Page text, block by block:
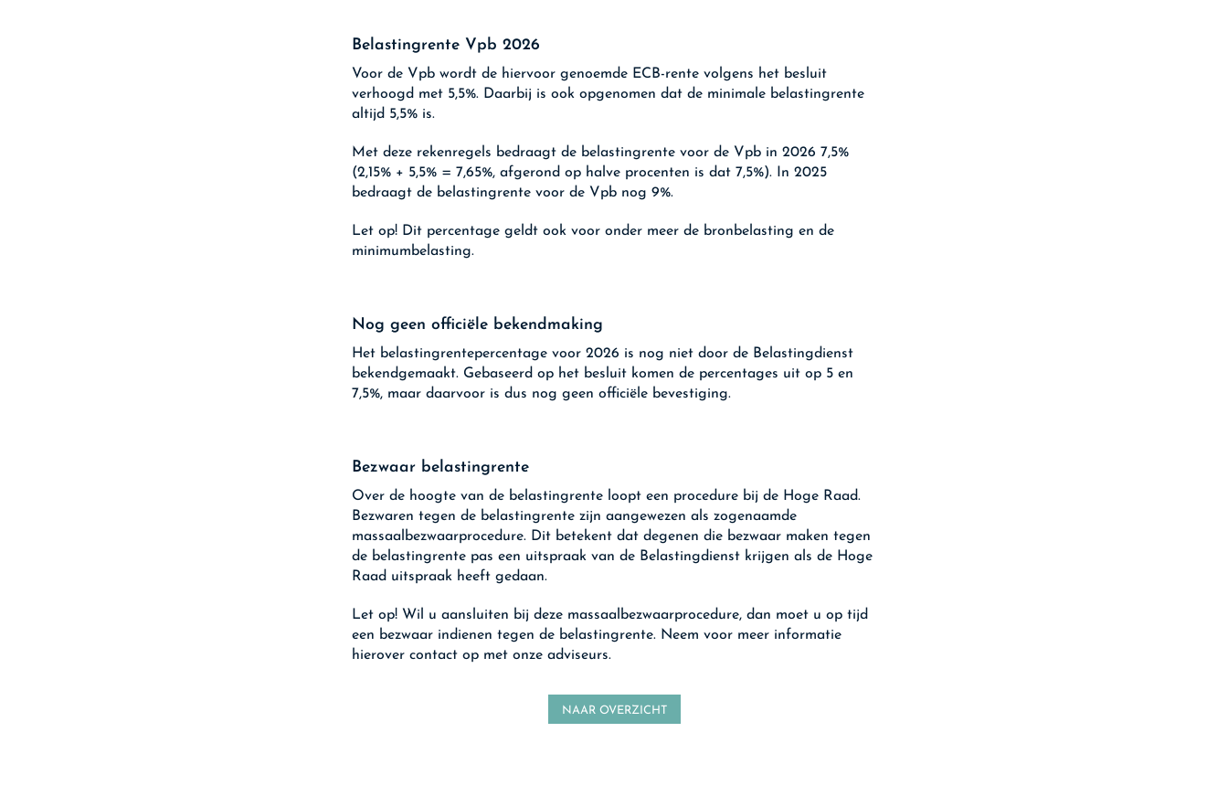
Belastingrente Vpb 2026
Voor de Vpb wordt de hiervoor genoemde ECB-rente volgens het besluit
verhoogd met 5,5%. Daarbij is ook opgenomen dat de minimale belastingrente
altijd 5,5% is.
Met deze rekenregels bedraagt de belastingrente voor de Vpb in 2026 7,5%
(2,15% + 5,5% = 7,65%, afgerond op halve procenten is dat 7,5%). In 2025
bedraagt de belastingrente voor de Vpb nog 9%.
Let op! Dit percentage geldt ook voor onder meer de bronbelasting en de
minimumbelasting.
Nog geen officiële bekendmaking
Het belastingrentepercentage voor 2026 is nog niet door de Belastingdienst
bekendgemaakt. Gebaseerd op het besluit komen de percentages uit op 5 en
7,5%, maar daarvoor is dus nog geen officiële bevestiging.
Bezwaar belastingrente
Over de hoogte van de belastingrente loopt een procedure bij de Hoge Raad.
Bezwaren tegen de belastingrente zijn aangewezen als zogenaamde
massaalbezwaarprocedure. Dit betekent dat degenen die bezwaar maken tegen
de belastingrente pas een uitspraak van de Belastingdienst krijgen als de Hoge
Raad uitspraak heeft gedaan.
Let op! Wil u aansluiten bij deze massaalbezwaarprocedure, dan moet u op tijd
een bezwaar indienen tegen de belastingrente. Neem voor meer informatie
hierover contact op met onze adviseurs.
NAAR OVERZICHT